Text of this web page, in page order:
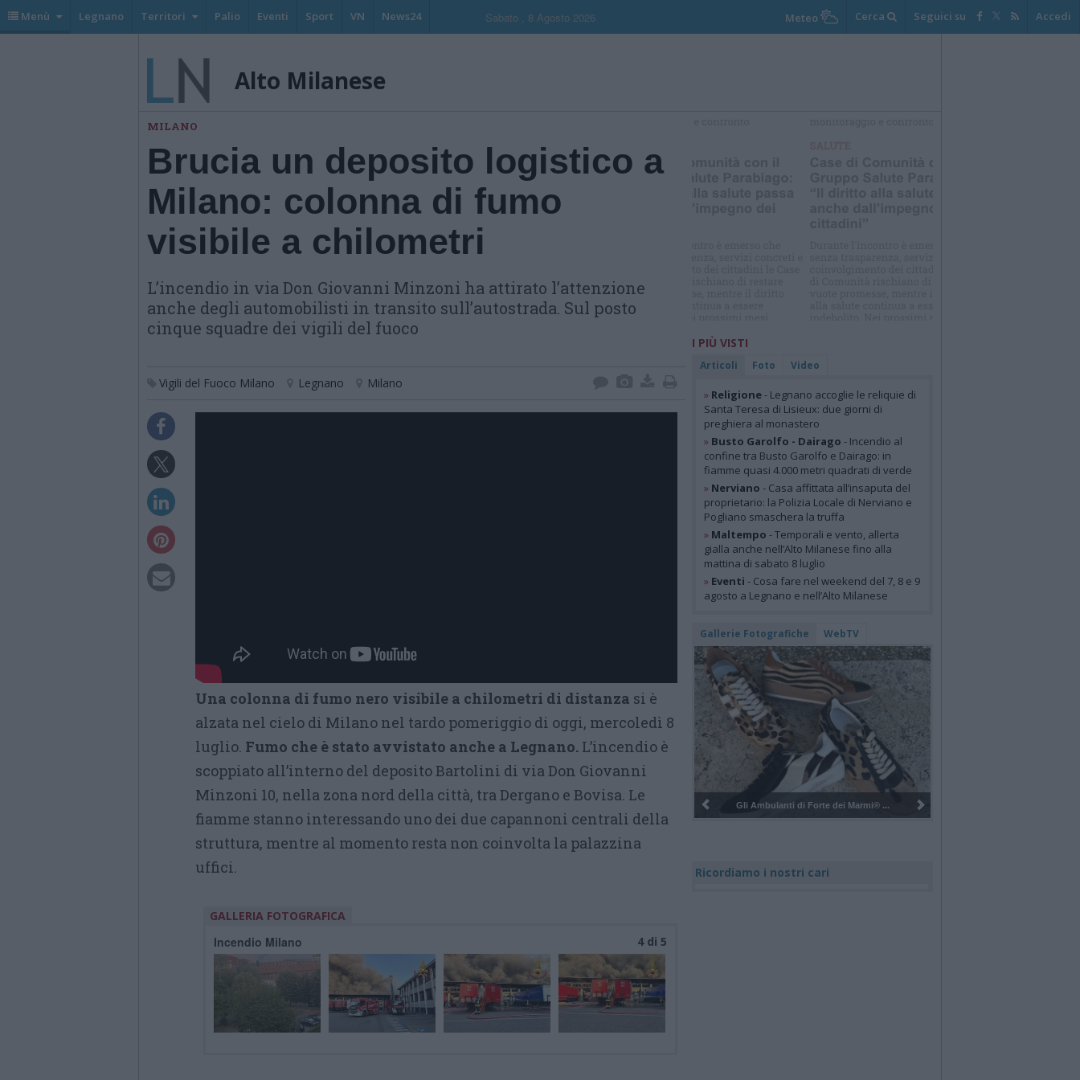
Menù Legnano Territori Palio Eventi Sport VN News24 Sabato , 8 Agosto 2026 Meteo Cerca Seguici su Accedi
Alto Milanese
MILANO
Brucia un deposito logistico a
Milano: colonna di fumo
visibile a chilometri
L’incendio in via Don Giovanni Minzoni ha attirato l’attenzione
anche degli automobilisti in transito sull’autostrada. Sul posto
cinque squadre dei vigili del fuoco
Vigili del Fuoco Milano Legnano Milano
Una colonna di fumo nero visibile a chilometri di distanza si è
alzata nel cielo di Milano nel tardo pomeriggio di oggi, mercoledì 8
luglio. Fumo che è stato avvistato anche a Legnano. L’incendio è
scoppiato all’interno del deposito Bartolini di via Don Giovanni
Minzoni 10, nella zona nord della città, tra Dergano e Bovisa. Le
fiamme stanno interessando uno dei due capannoni centrali della
struttura, mentre al momento resta non coinvolta la palazzina
uffici.
GALLERIA FOTOGRAFICA
Incendio Milano 4 di 5
I PIÙ VISTI
Articoli Foto Video
» Religione- Legnano accoglie le reliquie di
Santa Teresa di Lisieux: due giorni di
preghiera al monastero
» Busto Garolfo - Dairago - Incendio al
confine tra Busto Garolfo e Dairago: in
fiamme quasi 4.000 metri quadrati di verde
» Nerviano - Casa affittata all’insaputa del
proprietario: la Polizia Locale di Nerviano e
Pogliano smaschera la truffa
» Maltempo - Temporali e vento, allerta
gialla anche nell’Alto Milanese fino alla
mattina di sabato 8 luglio
» Eventi - Cosa fare nel weekend del 7, 8 e 9
agosto a Legnano e nell’Alto Milanese
Gallerie Fotografiche WebTV
Gli Ambulanti di Forte dei Marmi® ... Pulizia del bosco del Rugareto a ...
Ricordiamo i nostri cari